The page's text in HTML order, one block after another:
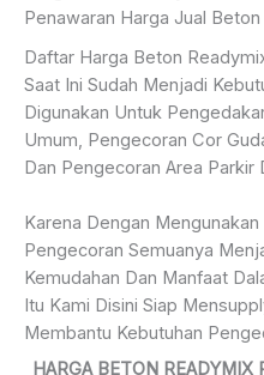
Penawaran Harga Jual
Daftar Harga Beton
Saat Ini Sudah Menjadi
Digunakan Untuk
Umum, Pengecoran Cor
Dan Pengecoran Area Parkir
Karena Dengan
Pengecoran Semuanya
Kemudahan Dan Manfaat
Itu Kami Disini Siap
Membantu Kebutuhan
HARGA BETON READYMIX